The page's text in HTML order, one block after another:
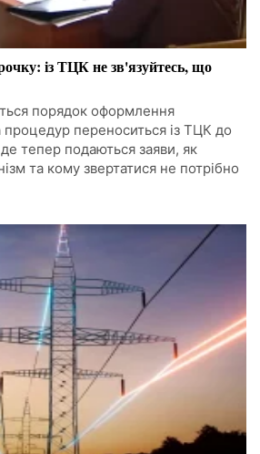
із ТЦК не зв'язуйтесь, що
порядок оформлення
процедур переноситься із ТЦК до
тепер подаються заяви, як
та кому звертатися не потрібно